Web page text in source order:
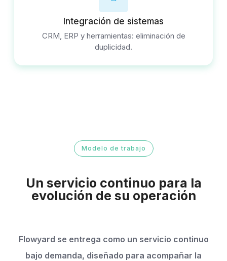
Integración de sistemas
CRM, ERP y herramientas: eliminación de
duplicidad.
Modelo de trabajo
Un servicio continuo para la
evolución de su operación
Flowyard se entrega como un servicio continuo
bajo demanda, diseñado para acompañar la